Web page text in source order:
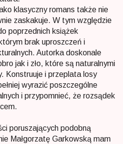
klasyczny romans także nie
zaskakuje. W tym względzie
poprzednich książek
brak uproszczeń i
Autorka doskonale
jak i zło, które są naturalnymi
Konstruuje i przeplata losy
wyrazić poszczególne
i przypomnieć, że rozsądek
poruszających podobną
Małgorzatę Garkowską mam